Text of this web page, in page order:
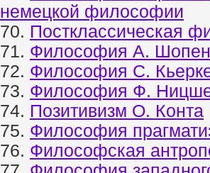
немецкой философии
70. Постклассическая
71. Философия А.
72. Философия С.
73. Философия Ф.
74. Позитивизм О. Конта
75. Философия
76. Философская